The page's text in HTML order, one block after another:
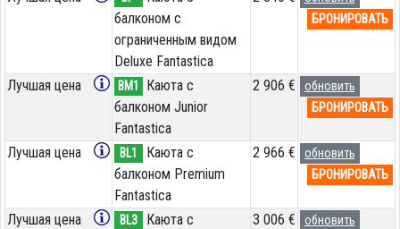
балконом c
ограниченным видом
Deluxe Fantastica
БРОНИРОВАТЬ
Лучшая цена BM1
Каюта с
балконом Junior
Fantastica
2 906 €
обновить
БРОНИРОВАТЬ
Лучшая цена BL1
Каюта с
балконом Premium
Fantastica
2 966 €
обновить
БРОНИРОВАТЬ
Лучшая цена BL3
Каюта с
3 006 €
обновить